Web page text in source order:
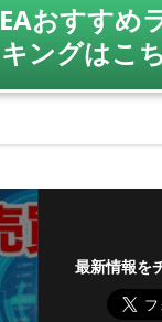
EAおすすめ
キングはこ
最新情報を